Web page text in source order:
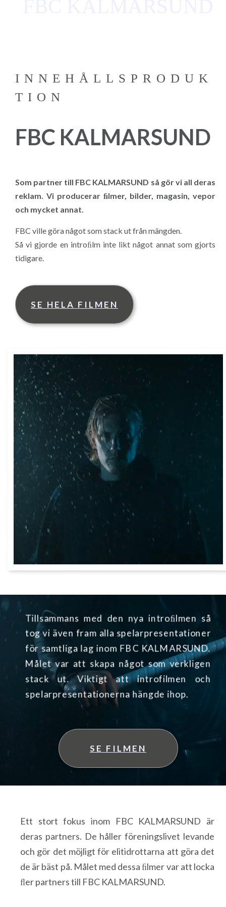
INNEHÅLLSPRODUK
TION
FBC KALMARSUND
Som partner till FBC KALMARSUND så gör vi all deras
reklam. Vi producerar ﬁlmer, bilder, magasin, vepor
och mycket annat.
FBC ville göra något som stack ut från mängden.
Så vi gjorde en introﬁlm inte likt något annat som gjorts
tidigare.
SE HELA FILMEN
Tillsammans med den nya introﬁlmen så
tog vi även fram alla spelarpresentationer
för samtliga lag inom FBC KALMARSUND.
Målet var att skapa något som verkligen
stack ut. Viktigt att introfilmen och
spelarpresentationerna hängde ihop.
SE FILMEN
Ett stort fokus inom FBC KALMARSUND är
deras partners. De håller föreningslivet levande
och gör det möjligt för elitidrottarna att göra det
de är bäst på. Målet med dessa ﬁlmer var att locka
ﬂer partners till FBC KALMARSUND.